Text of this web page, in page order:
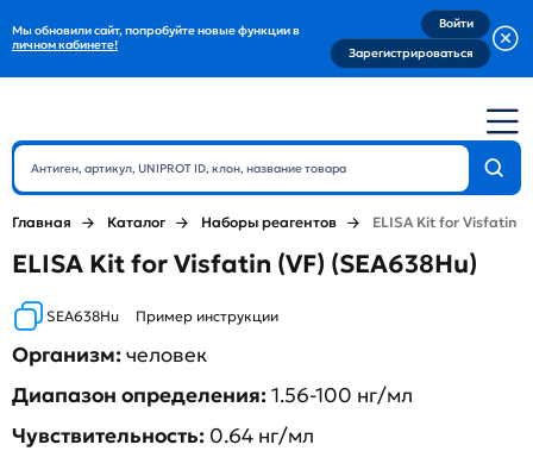
Мы обновили сайт, попробуйте новые функции в
личном кабинете!
Войти
Зарегистрироваться
Главная Каталог Наборы реагентов ELISA Kit for Visfatin
ELISA Kit for Visfatin (VF) (SEA638Hu)
SEA638Hu Пример инструкции
Организм:человек
Диапазон определения:1.56-100 нг/мл
Чувствительность: 0.64 нг/мл